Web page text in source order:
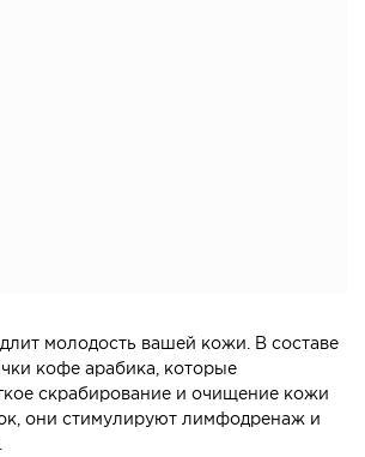
молодость вашей кожи. В составе
кофе арабика, которые
скрабирование и очищение кожи
они стимулируют лимфодренаж и